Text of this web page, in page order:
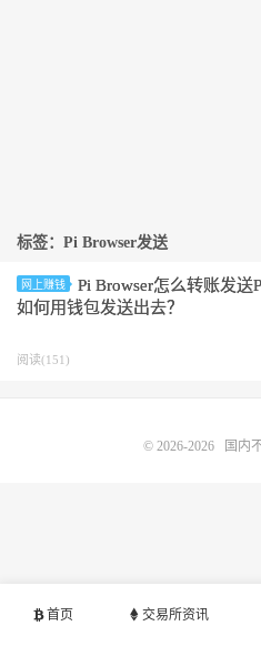
标签：Pi Browser发送
网上赚钱
Pi Browser怎么转账发送
如何用钱包发送出去？
阅读(151)
首页 交易所资讯
© 2026-2026 国内